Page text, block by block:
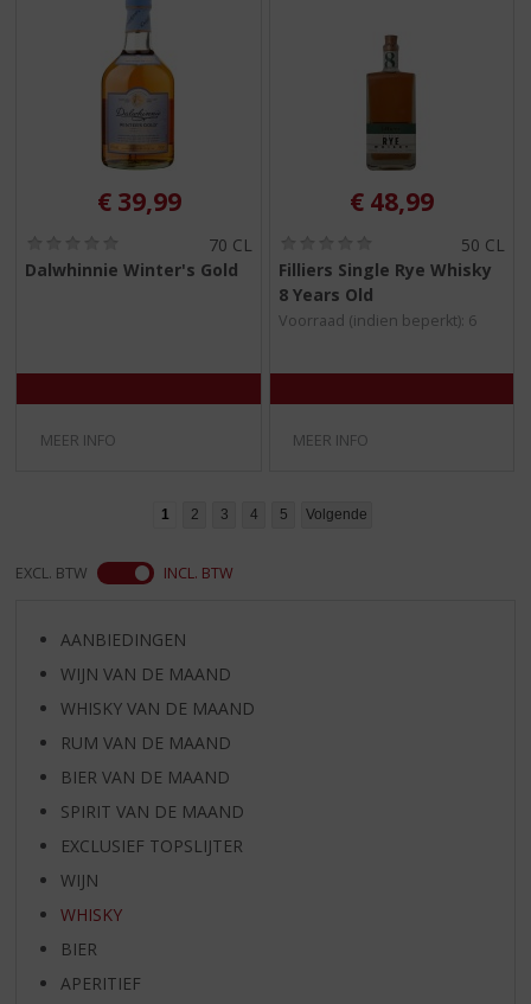
€ 39,99
0
,
70 CL
Dalwhinnie Winter's Gold
MEER INFO
€ 48,99
,
/
50 CL
Filliers Single Rye Whisky
8 Years Old
Voorraad (indien beperkt): 6
MEER INFO
1 2 3 4 5 Volgende
EXCL. BTW INCL. BTW
AANBIEDINGEN
WIJN VAN DE MAAND
WHISKY VAN DE MAAND
RUM VAN DE MAAND
BIER VAN DE MAAND
SPIRIT VAN DE MAAND
EXCLUSIEF TOPSLIJTER
WIJN
WHISKY
BIER
APERITIEF